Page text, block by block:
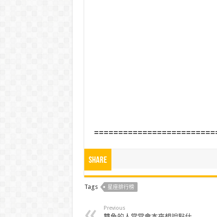
Share
Tags 星座排行榜
Previous